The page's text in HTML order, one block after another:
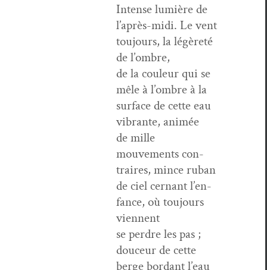
Intense lumière de
l’après-midi. Le vent
tou­jours, la légèreté
de l’ombre,
de la couleur qui se
mêle à l’om­bre à la
sur­face de cette eau
vibrante, ani­mée
de mille
mou­ve­ments con­
traires, mince ruban
de ciel cer­nant l’en­
fance, où tou­jours
viennent
se per­dre les pas ;
douceur de cette
berge bor­dant l’eau